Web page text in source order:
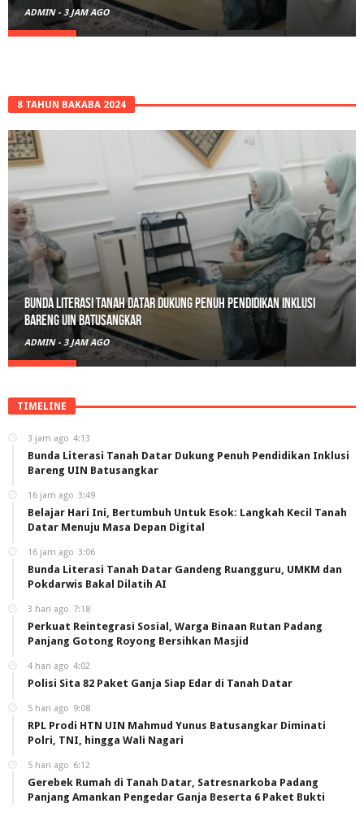
ADMIN - 3 JAM AGO
8 TAHUN BAKABA 2024
Bunda Literasi Tanah Datar Dukung Penuh Pendidikan Inklusi
Bareng UIN Batusangkar
ADMIN - 3 JAM AGO
TIMELINE
3 jam ago 4:13
Bunda Literasi Tanah Datar Dukung Penuh Pendidikan Inklusi
Bareng UIN Batusangkar
16 jam ago 3:49
Belajar Hari Ini, Bertumbuh Untuk Esok: Langkah Kecil Tanah
Datar Menuju Masa Depan Digital
16 jam ago 3:06
Bunda Literasi Tanah Datar Gandeng Ruangguru, UMKM dan
Pokdarwis Bakal Dilatih AI
3 hari ago 7:18
Perkuat Reintegrasi Sosial, Warga Binaan Rutan Padang
Panjang Gotong Royong Bersihkan Masjid
4 hari ago 4:02
Polisi Sita 82 Paket Ganja Siap Edar di Tanah Datar
5 hari ago 9:08
RPL Prodi HTN UIN Mahmud Yunus Batusangkar Diminati
Polri, TNI, hingga Wali Nagari
5 hari ago 6:12
Gerebek Rumah di Tanah Datar, Satresnarkoba Padang
Panjang Amankan Pengedar Ganja Beserta 6 Paket Bukti